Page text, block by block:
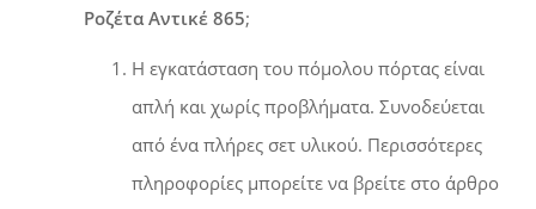
Ροζέτα Αντικέ 865;
Η εγκατάσταση του πόμολου πόρτας είναι
απλή και χωρίς προβλήματα. Συνοδεύεται
από ένα πλήρες σετ υλικού. Περισσότερες
πληροφορίες μπορείτε να βρείτε στο άρθρο